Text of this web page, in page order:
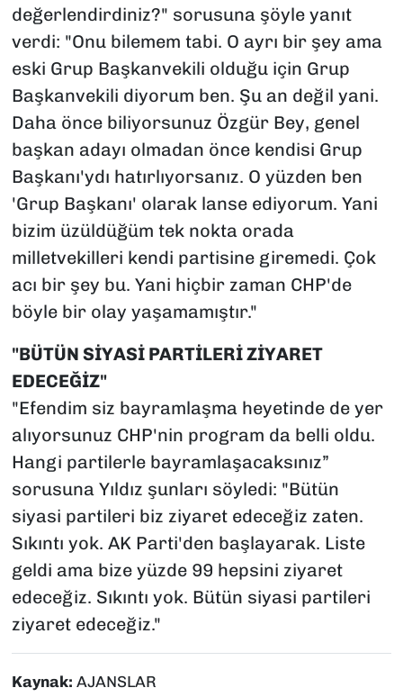
değerlendirdiniz?" sorusuna şöyle yanıt
verdi: "Onu bilemem tabi. O ayrı bir şey ama
eski Grup Başkanvekili olduğu için Grup
Başkanvekili diyorum ben. Şu an değil yani.
Daha önce biliyorsunuz Özgür Bey, genel
başkan adayı olmadan önce kendisi Grup
Başkanı'ydı hatırlıyorsanız. O yüzden ben
'Grup Başkanı' olarak lanse ediyorum. Yani
bizim üzüldüğüm tek nokta orada
milletvekilleri kendi partisine giremedi. Çok
acı bir şey bu. Yani hiçbir zaman CHP'de
böyle bir olay yaşamamıştır."
"BÜTÜN SİYASİ PARTİLERİ ZİYARET
EDECEĞİZ"
"Efendim siz bayramlaşma heyetinde de yer
alıyorsunuz CHP'nin program da belli oldu.
Hangi partilerle bayramlaşacaksınız”
sorusuna Yıldız şunları söyledi: "Bütün
siyasi partileri biz ziyaret edeceğiz zaten.
Sıkıntı yok. AK Parti'den başlayarak. Liste
geldi ama bize yüzde 99 hepsini ziyaret
edeceğiz. Sıkıntı yok. Bütün siyasi partileri
ziyaret edeceğiz."
Kaynak: AJANSLAR